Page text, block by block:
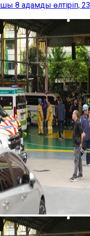
8 адамды өлтіріп,